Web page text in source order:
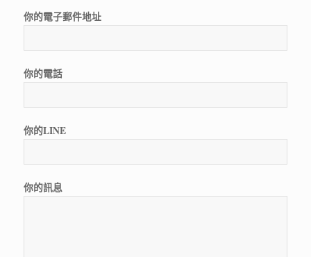
你的電子郵件地址
你的電話
你的LINE
你的訊息